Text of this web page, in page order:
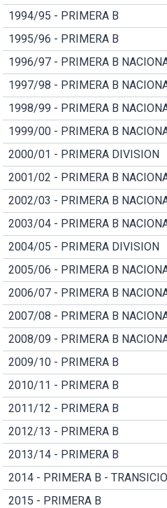
1994/95 - PRIMERA B
1995/96 - PRIMERA B
1996/97 - PRIMERA B
1997/98 - PRIMERA B
1998/99 - PRIMERA B
1999/00 - PRIMERA B
2000/01 - PRIMERA DIVISION
2001/02 - PRIMERA B
2002/03 - PRIMERA B
2003/04 - PRIMERA B
2004/05 - PRIMERA DIVISION
2005/06 - PRIMERA B
2006/07 - PRIMERA B
2007/08 - PRIMERA B
2008/09 - PRIMERA B
2009/10 - PRIMERA B
2010/11 - PRIMERA B
2011/12 - PRIMERA B
2012/13 - PRIMERA B
2013/14 - PRIMERA B
2014 - PRIMERA B -
2015 - PRIMERA B